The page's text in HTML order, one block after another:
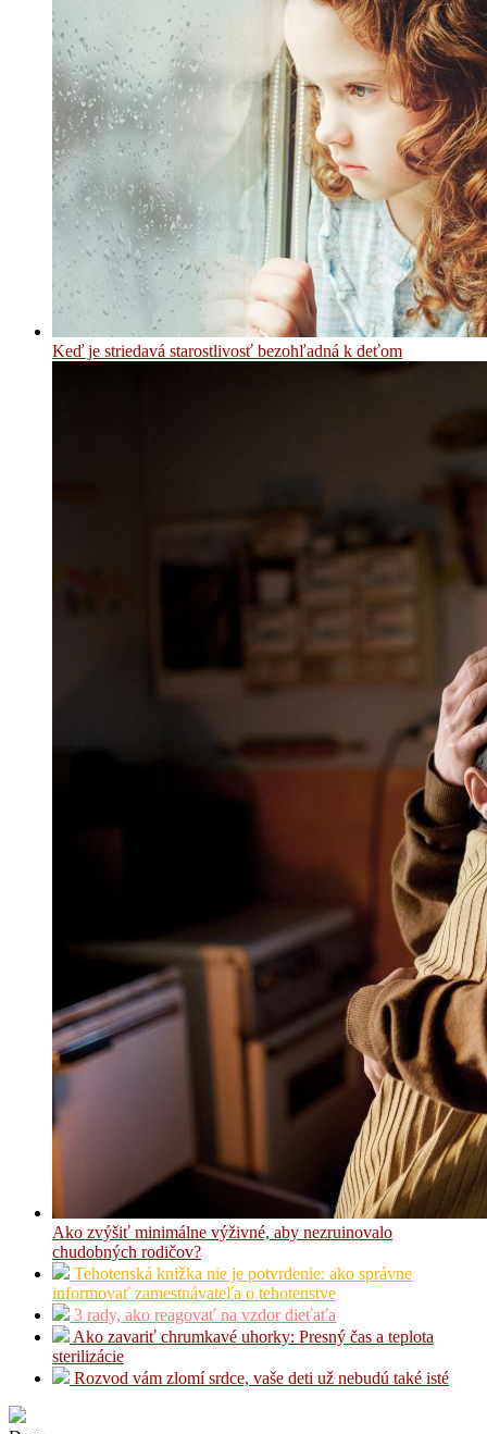
Keď je striedavá starostlivosť bezohľadná k deťom
Ako zvýšiť minimálne výživné, aby nezruinovalo
chudobných rodičov?
Tehotenská knižka nie je potvrdenie: ako správne
informovať zamestnávateľa o tehotenstve
3 rady, ako reagovať na vzdor dieťaťa
Ako zavariť chrumkavé uhorky: Presný čas a teplota
sterilizácie
Rozvod vám zlomí srdce, vaše deti už nebudú také isté